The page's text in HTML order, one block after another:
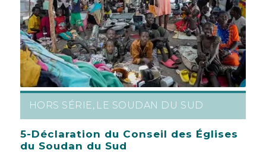
HORS SÉRIE , LE SOUDAN DU SUD
5-Déclaration du Conseil des Églises
du Soudan du Sud